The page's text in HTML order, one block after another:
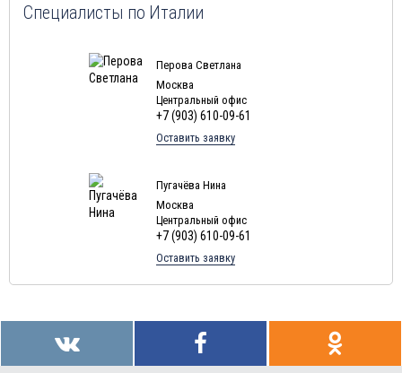
Специалисты по Италии
Перова Светлана
Москва
Центральный офис
+7 (903) 610-09-61
Оставить заявку
Пугачёва Нина
Москва
Центральный офис
+7 (903) 610-09-61
Оставить заявку